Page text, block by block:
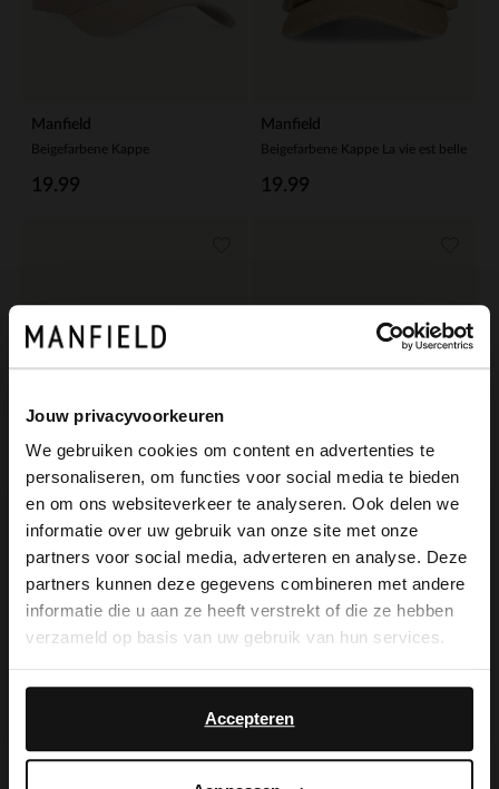
Jouw privacyvoorkeuren
We gebruiken cookies om content en advertenties te
personaliseren, om functies voor social media te bieden
en om ons websiteverkeer te analyseren. Ook delen we
informatie over uw gebruik van onze site met onze
partners voor social media, adverteren en analyse. Deze
partners kunnen deze gegevens combineren met andere
informatie die u aan ze heeft verstrekt of die ze hebben
verzameld op basis van uw gebruik van hun services.
Accepteren
Manfield
Beigefarbene Kappe
19.99
Manfield
Beigefarbene Kappe La vie est belle
19.99
Manfield
Beigefarbener Beanie
19.99
Manfield
Beigefarbene Cord-Kappe
19.99
×
View this website in English?
It looks like your language isn't Dutch. Would
you like to switch to English?
English